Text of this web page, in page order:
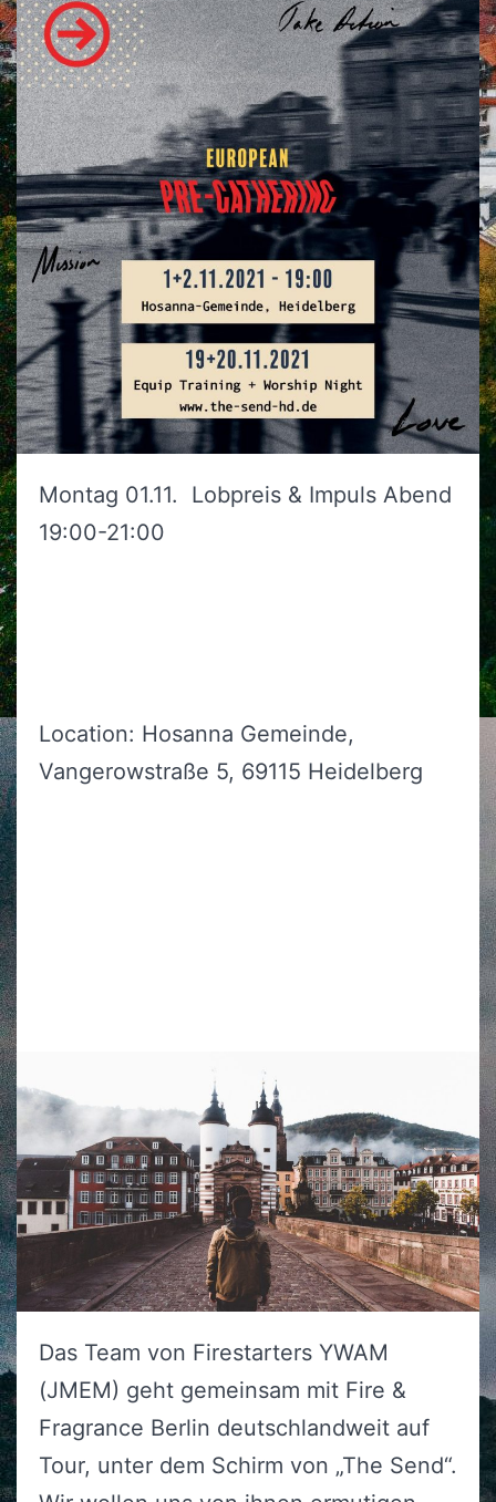
Montag 01.11. Lobpreis & Impuls Abend
19:00-21:00
Location: Hosanna Gemeinde,
Vangerowstraße 5, 69115 Heidelberg
Das Team von Firestarters YWAM
(JMEM) geht gemeinsam mit Fire &
Fragrance Berlin deutschlandweit auf
Tour, unter dem Schirm von „The Send“.